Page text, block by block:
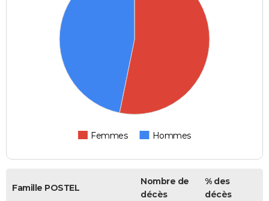
Femmes Hommes
Famille POSTEL
Nombre de
décès
% des
décès